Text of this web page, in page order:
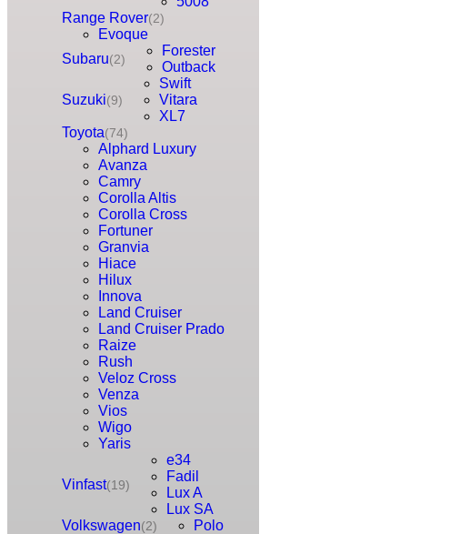
Range Rover(2)
Evoque
Subaru(2)
Forester
Outback
Suzuki(9)
Swift
Vitara
XL7
Toyota(74)
Alphard Luxury
Avanza
Camry
Corolla Altis
Corolla Cross
Fortuner
Granvia
Hiace
Hilux
Innova
Land Cruiser
Land Cruiser Prado
Raize
Rush
Veloz Cross
Venza
Vios
Wigo
Yaris
Vinfast(19)
e34
Fadil
Lux A
Lux SA
Volkswagen(2)
Polo